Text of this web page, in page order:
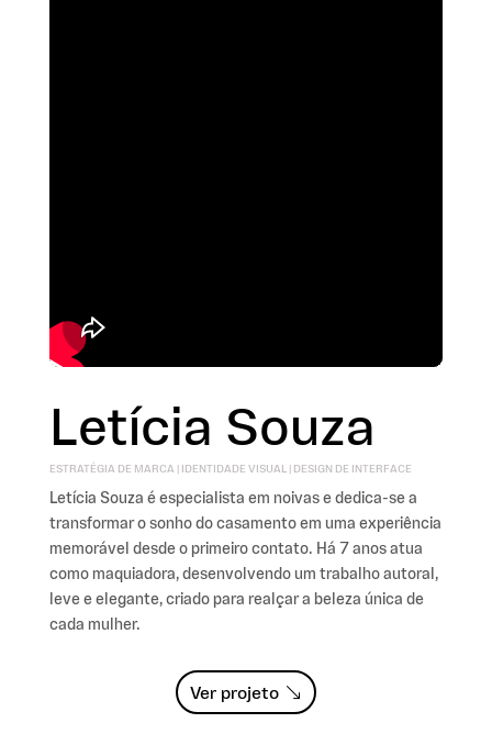
Letícia Souza
ESTRATÉGIA DE MARCA | IDENTIDADE VISUAL | DESIGN DE INTERFACE
Letícia Souza é especialista em noivas e dedica-se a
transformar o sonho do casamento em uma experiência
memorável desde o primeiro contato. Há 7 anos atua
como maquiadora, desenvolvendo um trabalho autoral,
leve e elegante, criado para realçar a beleza única de
cada mulher.
Ver projeto